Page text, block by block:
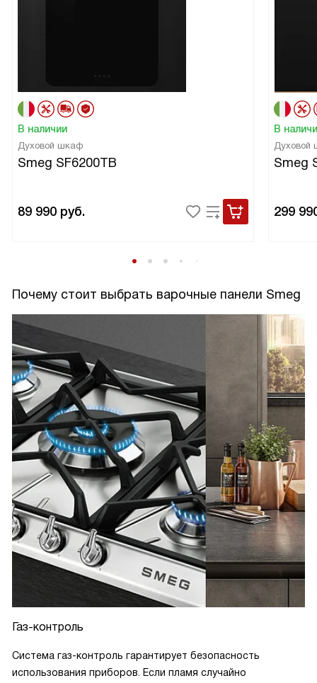
В наличии
Духовой шкаф
Smeg SF6200TB
89 990 руб.
В
Духовой
Smeg
299
Почему стоит выбрать варочные панели Smeg
Газ-контроль
Система газ-контроль гарантирует безопасность
использования приборов. Если пламя случайно